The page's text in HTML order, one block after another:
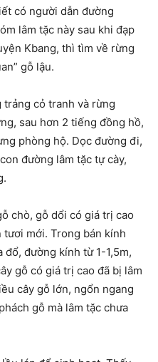
có người dẫn đường
lâm tặc này sau khi đạp
Kbang, thì tìm về rừng
gỗ lậu.
trảng cỏ tranh và rừng
sau hơn 2 tiếng đồng hồ,
phòng hộ. Dọc đường đi,
đường lâm tặc tự cày,
chò, gỗ dổi có giá trị cao
tươi mới. Trong bán kính
đổ, đường kính từ 1-1,5m,
gỗ có giá trị cao đã bị lâm
cây gỗ lớn, ngổn ngang
gỗ mà lâm tặc chưa